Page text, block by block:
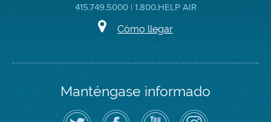
415.749.5000 | 1.800.HELP AIR
Cómo llegar
Manténgase informado
Siga
Visite
Canal
Air